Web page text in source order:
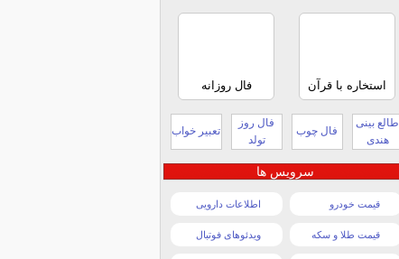
استخاره با قرآن فال روزانه
طالع بینی
هندی
فال چوب
فال روز
تولد
تعبیر خواب
سرویس ها
قیمت خودرو اطلاعات دارویی
قیمت طلا و سکه ویدئوهای فوتبال